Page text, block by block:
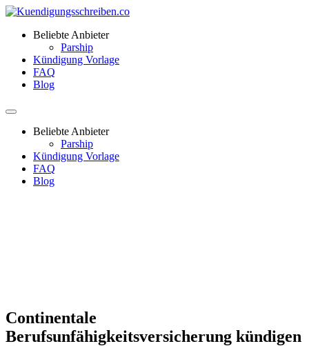
Beliebte Anbieter
Parship
Kündigung Vorlage
FAQ
Blog
Beliebte Anbieter
Parship
Kündigung Vorlage
FAQ
Blog
Continentale
Berufsunfähigkeitsversicherung kündigen